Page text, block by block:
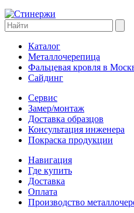
Каталог
Металлочерепица
Фальцевая кровля в
Сайдинг
Сервис
Замер/монтаж
Доставка образцов
Консультация инженера
Покраска продукции
Навигация
Где купить
Доставка
Оплата
Производство